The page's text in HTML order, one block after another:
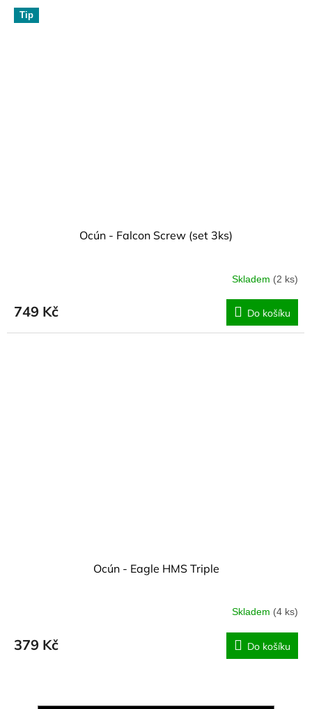
Tip
Ocún - Falcon Screw (set 3ks)
Skladem (2 ks)
749 Kč Do košíku
Ocún - Eagle HMS Triple
Skladem (4 ks)
379 Kč Do košíku